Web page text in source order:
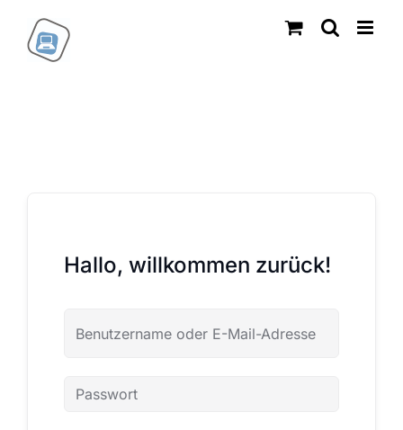
Inhalt
springen
Hallo, willkommen zurück!